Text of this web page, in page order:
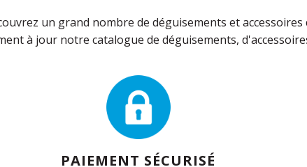
un grand nombre de déguisements et
à jour notre catalogue de déguisements,
PAIEMENT SÉCURISÉ